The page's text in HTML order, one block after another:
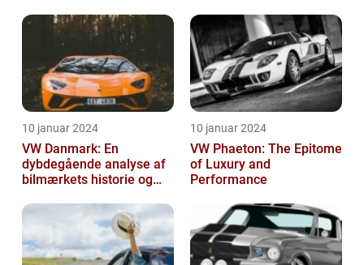
Bilentusiaster
10 januar 2024
VW Danmark: En
dybdegående analyse af
bilmærkets historie og
10 januar 2024
VW Phaeton: The Epitome
of Luxury and
Performance